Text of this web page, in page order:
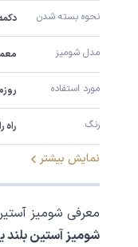
نحوه بسته شدن
مدل شومیز
مورد استفاده
رنگ راه
نمایش بیشتر
معرفی شومیز آستین
شومیز آستین بلند